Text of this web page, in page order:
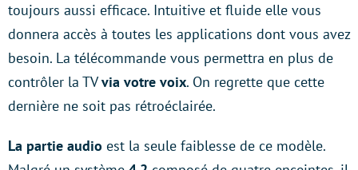
toujours aussi efficace. Intuitive et fluide elle vous
donnera accès à toutes les applications dont vous avez
besoin. La télécommande vous permettra en plus de
contrôler la TVvia votre voix. On regrette que cette
dernière ne soit pas rétroéclairée.
La partie audio est la seule faiblesse de ce modèle.